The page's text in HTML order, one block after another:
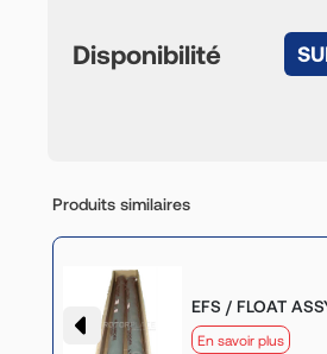
Disponibilité
Produits similaires
EFS / FLOAT
En savoir plus